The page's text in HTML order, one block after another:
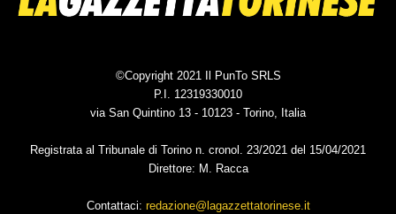
©Copyright 2021 Il PunTo SRLS
P.I. 12319330010
via San Quintino 13 - 10123 - Torino, Italia
Registrata al Tribunale di Torino n. cronol. 23/2021 del 15/04/2021
Direttore: M. Racca
Contattaci: redazione@lagazzettatorinese.it